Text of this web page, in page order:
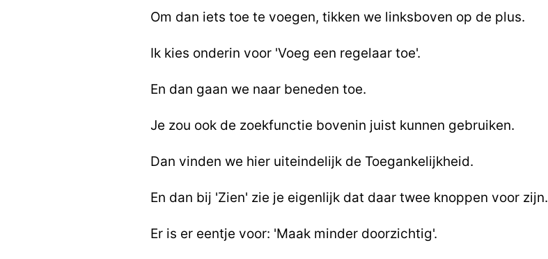
Om dan iets toe te voegen, tikken we linksboven op de plus.
Ik kies onderin voor 'Voeg een regelaar toe'.
En dan gaan we naar beneden toe.
Je zou ook de zoekfunctie bovenin juist kunnen gebruiken.
Dan vinden we hier uiteindelijk de Toegankelijkheid.
En dan bij 'Zien' zie je eigenlijk dat daar twee knoppen voor zijn.
Er is er eentje voor: 'Maak minder doorzichtig'.